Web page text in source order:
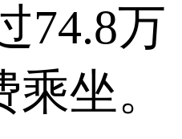
74.8万
坐。